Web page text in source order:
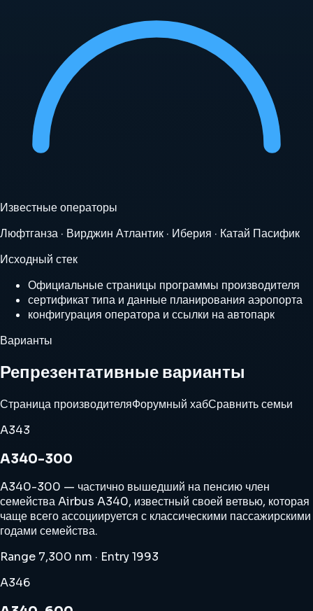
Известные операторы
Люфтганза · Вирджин Атлантик · Иберия · Катай Пасифик
Исходный стек
Официальные страницы программы производителя
сертификат типа и данные планирования аэропорта
конфигурация оператора и ссылки на автопарк
Варианты
Репрезентативные варианты
Страница производителяФорумный хабСравнить семьи
A343
A340-300
A340-300 — частично вышедший на пенсию член
семейства Airbus A340, известный своей ветвью, которая
чаще всего ассоциируется с классическими пассажирскими
годами семейства.
Range 7,300 nm · Entry 1993
A346